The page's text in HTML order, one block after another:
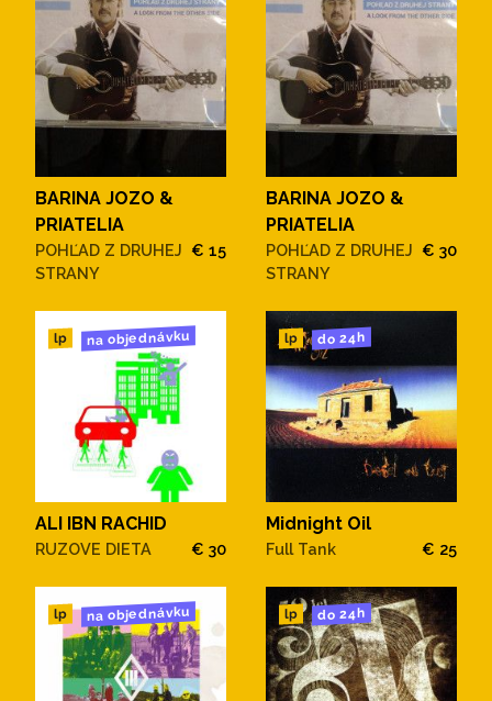
BARINA JOZO &
PRIATELIA
POHĽAD Z DRUHEJ
STRANY
€ 15
BARINA JOZO &
PRIATELIA
POHĽAD Z DRUHEJ
STRANY
€ 30
lp na objednávku
ALI IBN RACHID
RUZOVE DIETA € 30
lp do 24h
Midnight Oil
Full Tank € 25
lp na objednávku lp do 24h